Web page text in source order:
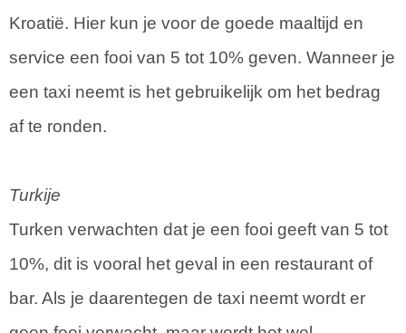
Kroatië. Hier kun je voor de goede maaltijd en
service een fooi van 5 tot 10% geven. Wanneer je
een taxi neemt is het gebruikelijk om het bedrag
af te ronden.
Turkije
Turken verwachten dat je een fooi geeft van 5 tot
10%, dit is vooral het geval in een restaurant of
bar. Als je daarentegen de taxi neemt wordt er